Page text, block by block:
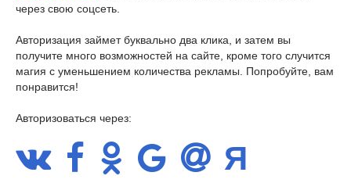
через свою соцсеть.
Авторизация займет буквально два клика, и затем вы
получите много возможностей на сайте, кроме того случится
магия с уменьшением количества рекламы. Попробуйте, вам
понравится!
Авторизоваться через: